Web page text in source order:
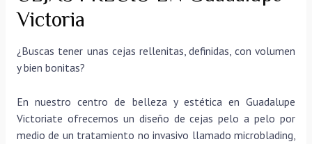
Victoria
¿Buscas tener unas cejas rellenitas, definidas, con volumen
y bien bonitas?
En nuestro centro de belleza y estética en Guadalupe
Victoriate ofrecemos un diseño de cejas pelo a pelo por
medio de un tratamiento no invasivo llamado microblading,